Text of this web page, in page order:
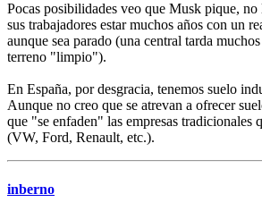
Pocas posibilidades veo que Musk pique, no
sus trabajadores estar muchos años con un
aunque sea parado (una central tarda
terreno "limpio").
En España, por desgracia, tenemos suelo
Aunque no creo que se atrevan a ofrecer
que "se enfaden" las empresas tradicionales
(VW, Ford, Renault, etc.).
inberno